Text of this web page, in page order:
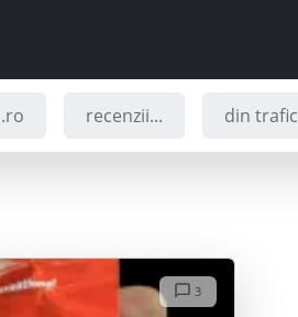
recenzii... din trafic
3